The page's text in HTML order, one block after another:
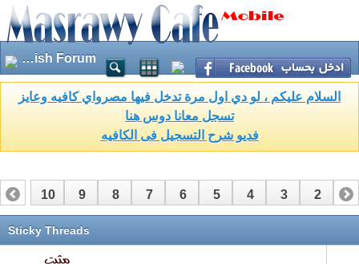
English Forum
السلام عليكم ، لو دي اول مرة تدخل فيها مصرواي كافيه وعايز
تسجل معانا دوس هنا
فديو شرح التسجيل فى الكافيه
1
2
3
4
5
6
7
8
9
10
Sticky Threads